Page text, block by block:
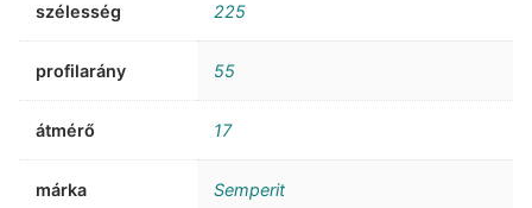
szélesség 225
profilarány 55
átmérő 17
márka Semperit